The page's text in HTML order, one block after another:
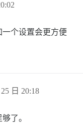
个设置会更方便
日 20:18
了。